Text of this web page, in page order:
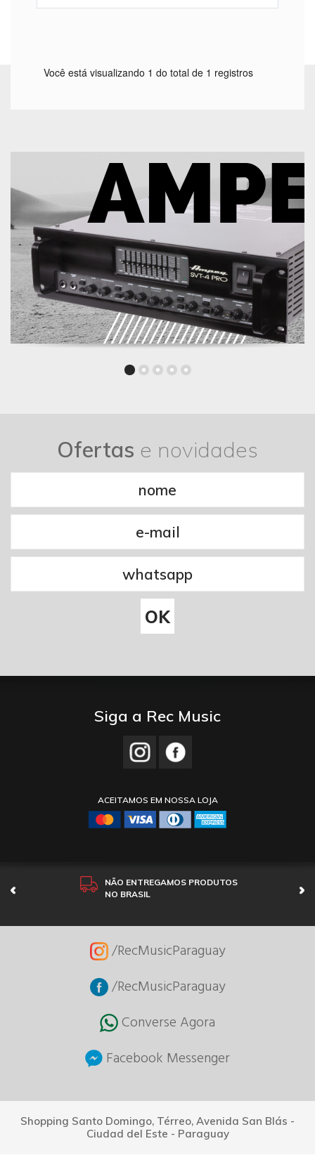
Você está visualizando 1 do total de 1 registros
Ofertas e novidades
Siga a Rec Music
ACEITAMOS EM NOSSA LOJA
NÃO ENTREGAMOS PRODUTOS
NO BRASIL
/RecMusicParaguay
/RecMusicParaguay
Converse Agora
Facebook Messenger
Shopping Santo Domingo, Térreo, Avenida San Blás -
Ciudad del Este - Paraguay